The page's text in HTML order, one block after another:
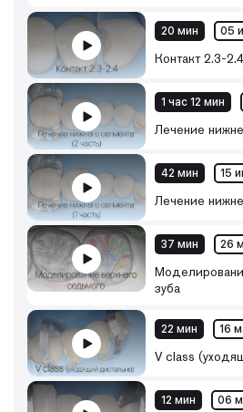
20 мин 05
Контакт 2.3-2.4
1 час 12 мин
Лечение
42 мин 15
Лечение
37 мин 26
зуба
22 мин 16
V class
12 мин 06